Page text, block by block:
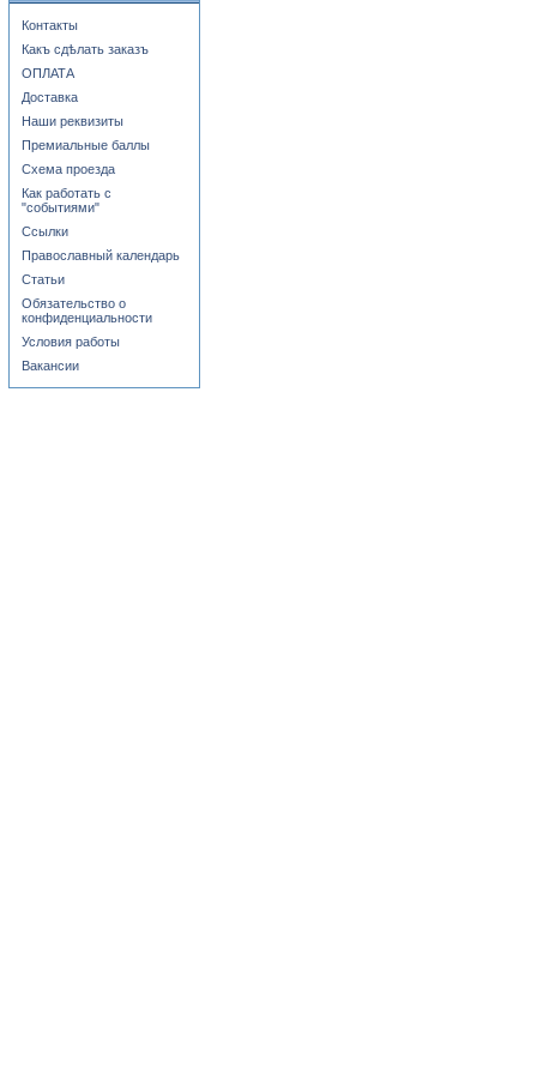
Контакты
Какъ сдѣлать заказъ
ОПЛАТА
Доставка
Наши реквизиты
Премиальные баллы
Схема проезда
Как работать с
"событиями"
Ссылки
Православный календарь
Статьи
Обязательство о
конфиденциальности
Условия работы
Вакансии